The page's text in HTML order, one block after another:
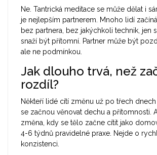
Ne. Tantrická meditace se může dělat i
je nejlepším partnerem. Mnoho lidí
bez partnera, bez jakýchkoli technik, jen
snaží být přítomní. Partner může být
ale ne podmínkou.
Jak dlouho trvá, než
rozdíl?
Někteří lidé cítí změnu už po třech
se začnou věnovat dechu a přítomnosti.
změna, kdy se tělo začne cítit jako
4-6 týdnů pravidelné praxe. Nejde o
konzistenci.